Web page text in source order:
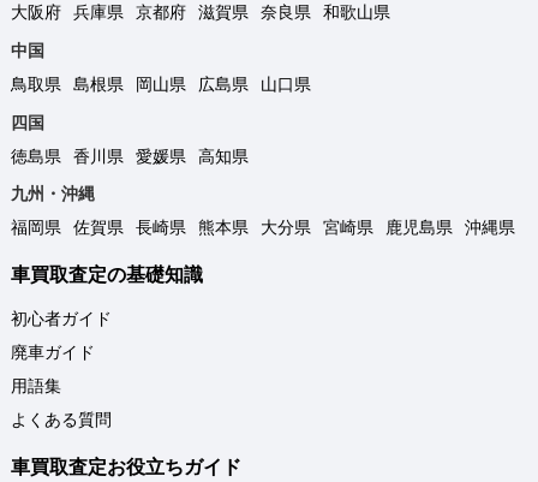
大阪府
兵庫県 京都府 滋賀県 奈良県
和歌山県
中国
鳥取県
島根県 岡山県 広島県
山口県
四国
徳島県
香川県 愛媛県
高知県
九州・沖縄
福岡県
佐賀県 長崎県 熊本県 大分県 宮崎県 鹿児島県 沖縄県
車買取査定の基礎知識
初心者ガイド
廃車ガイド
用語集
よくある質問
車買取査定お役立ちガイド